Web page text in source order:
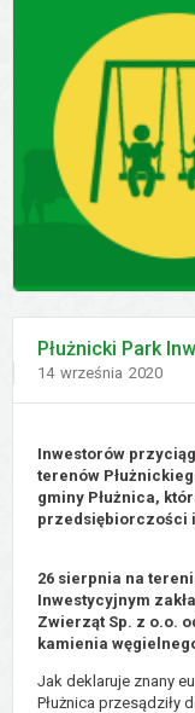
Płużnicki Park
Dodano
14 września 2020
Inwestorów
terenów
gminy Płużnica,
przedsiębiorczości
26 sierpnia na
Inwestycyjnym
Zwierząt Sp. z o.o.
kamienia
Jak deklaruje znany
Płużnica przesądziły